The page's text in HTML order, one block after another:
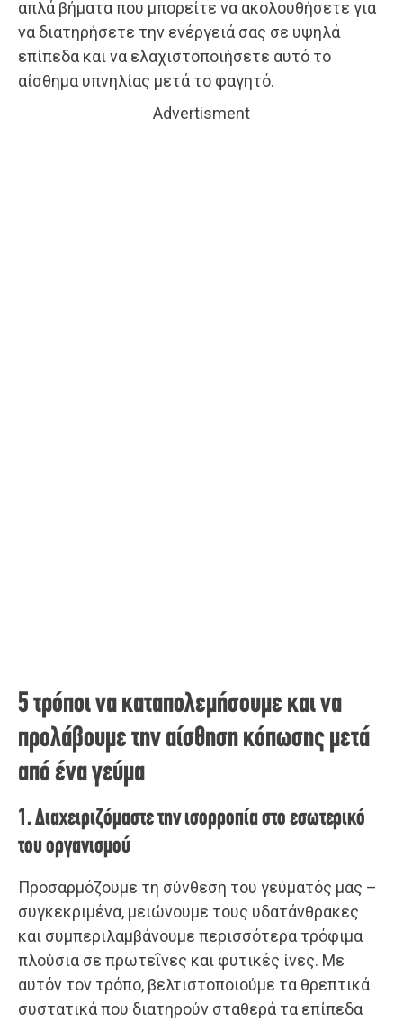
απλά βήματα που μπορείτε να ακολουθήσετε για
να διατηρήσετε την ενέργειά σας σε υψηλά
επίπεδα και να ελαχιστοποιήσετε αυτό το
αίσθημα υπνηλίας μετά το φαγητό.
Advertisment
5 τρόποι να καταπολεμήσουμε και να
προλάβουμε την αίσθηση κόπωσης μετά
από ένα γεύμα
1. Διαχειριζόμαστε την ισορροπία στο εσωτερικό
του οργανισμού
Προσαρμόζουμε τη σύνθεση του γεύματός μας –
συγκεκριμένα, μειώνουμε τους υδατάνθρακες
και συμπεριλαμβάνουμε περισσότερα τρόφιμα
πλούσια σε πρωτεΐνες και φυτικές ίνες. Με
αυτόν τον τρόπο, βελτιστοποιούμε τα θρεπτικά
συστατικά που διατηρούν σταθερά τα επίπεδα